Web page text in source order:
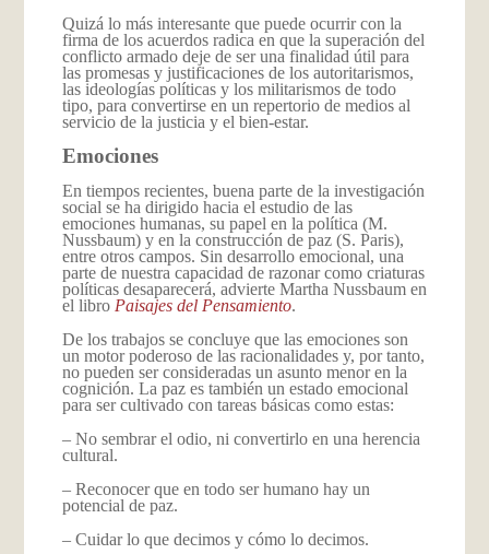
Quizá lo más interesante que puede ocurrir con la
firma de los acuerdos radica en que la superación del
conflicto armado deje de ser una finalidad útil para
las promesas y justificaciones de los autoritarismos,
las ideologías políticas y los militarismos de todo
tipo, para convertirse en un repertorio de medios al
servicio de la justicia y el bien-estar.
Emociones
En tiempos recientes, buena parte de la investigación
social se ha dirigido hacia el estudio de las
emociones humanas, su papel en la política (M.
Nussbaum) y en la construcción de paz (S. Paris),
entre otros campos. Sin desarrollo emocional, una
parte de nuestra capacidad de razonar como criaturas
políticas desaparecerá, advierte Martha Nussbaum en
el libro Paisajes del Pensamiento.
De los trabajos se concluye que las emociones son
un motor poderoso de las racionalidades y, por tanto,
no pueden ser consideradas un asunto menor en la
cognición. La paz es también un estado emocional
para ser cultivado con tareas básicas como estas:
– No sembrar el odio, ni convertirlo en una herencia
cultural.
– Reconocer que en todo ser humano hay un
potencial de paz.
– Cuidar lo que decimos y cómo lo decimos.